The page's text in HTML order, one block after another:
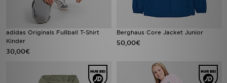
adidas Originals Fußball T-Shirt
Kinder
30,00€
Berghaus Core Jacket Junior
50,00€